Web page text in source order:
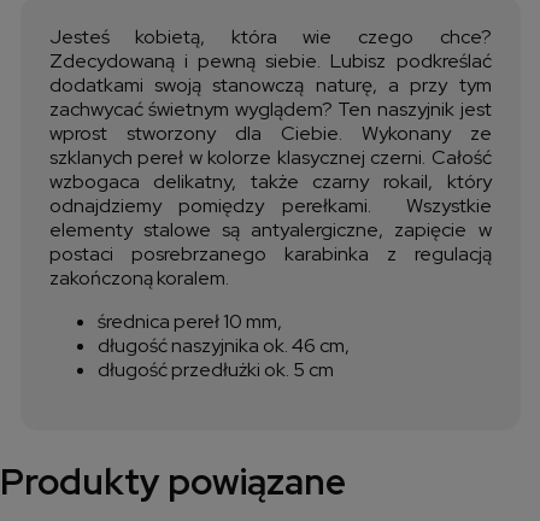
Jesteś kobietą, która wie czego chce?
Zdecydowaną i pewną siebie. Lubisz podkreślać
dodatkami swoją stanowczą naturę, a przy tym
zachwycać świetnym wyglądem? Ten naszyjnik jest
wprost stworzony dla Ciebie. Wykonany ze
szklanych pereł w kolorze klasycznej czerni. Całość
wzbogaca delikatny, także czarny rokail, który
odnajdziemy pomiędzy perełkami. Wszystkie
elementy stalowe są antyalergiczne, zapięcie w
postaci posrebrzanego karabinka z regulacją
zakończoną koralem.
średnica pereł 10 mm,
długość naszyjnika ok. 46 cm,
długość przedłużki ok. 5 cm
Produkty powiązane